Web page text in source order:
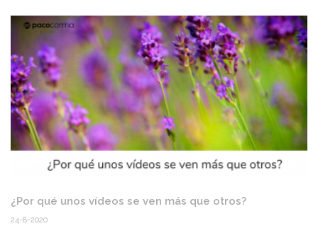
¿Por qué unos vídeos se ven más que otros?
24-8-2020